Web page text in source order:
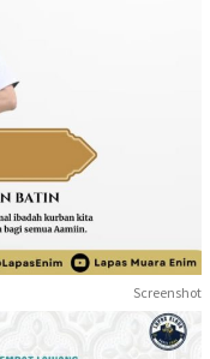
Screenshot